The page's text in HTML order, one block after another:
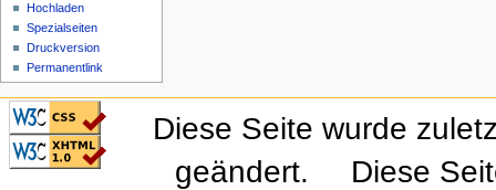
Hochladen
Spezialseiten
Druckversion
Permanentlink
CSS ist valide!
Valid XHTML 1.0
Transitional
Diese Seite wurde
geändert.
Diese